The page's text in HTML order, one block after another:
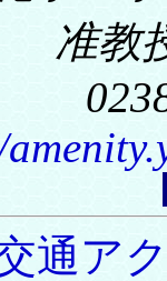
准教
通ア